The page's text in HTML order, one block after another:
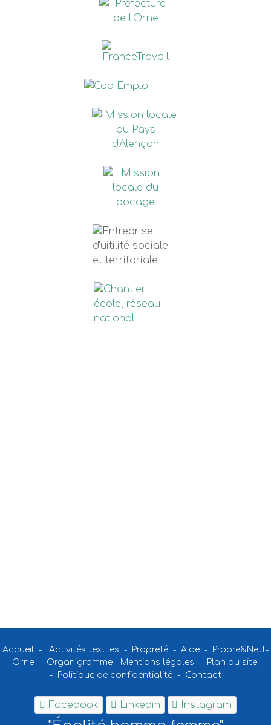
Accueil - Activités textiles - Propreté - Aide -
Propre&Nett-
Orne- Organigramme- Mentions légales -
Plan du site
-
Politique de confidentialité - Contact
Facebook Linkedin Instagram